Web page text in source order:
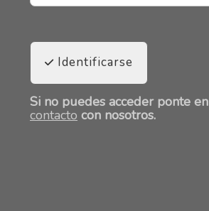
Identificarse
Si no puedes acceder ponte en
contacto con nosotros.